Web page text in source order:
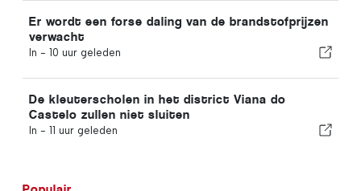
Er wordt een forse daling van de brandstofprijzen
verwacht
In - 10 uur geleden
De kleuterscholen in het district Viana do
Castelo zullen niet sluiten
In - 11 uur geleden